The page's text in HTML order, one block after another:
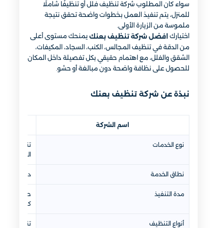
سواء كان المطلوب شركة تنظيف فلل أو تنظيفًا شاملًا
للمنزل، يتم تنفيذ العمل بخطوات واضحة تحقق نتيجة
ملموسة من الزيارة الأولى.
اختيارك افضل شركة تنظيف بعنك يمنحك مستوى أعلى
من الدقة في تنظيف المجالس، الكنب، السجاد، المكيفات،
الشقق والفلل، مع اهتمام حقيقي بكل تفصيلة داخل المكان
للحصول على نظافة واضحة دون مبالغة أو حشو.
نبذة عن شركة تنظيف بعنك
اسم الشركة
نوع الخدمات
تنظيف
الشعر،
نطاق الخدمة داخل بعنك
مدة التنفيذ
حسب حجم
كامل)
أنواع التنظيف تنظيف